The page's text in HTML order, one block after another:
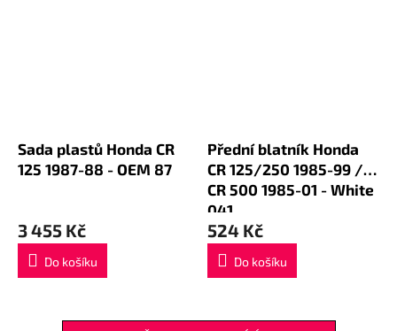
Sada plastů Honda CR
125 1987-88 - OEM 87
3 455 Kč
Do košíku
Přední blatník Honda
CR 125/250 1985-99 /
CR 500 1985-01 - White
041
524 Kč
Do košíku